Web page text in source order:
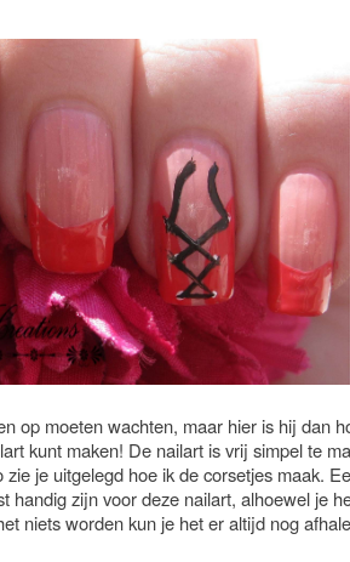
op moeten wachten, maar hier is hij dan
kunt maken! De nailart is vrij simpel te
je uitgelegd hoe ik de corsetjes maak.
handig zijn voor deze nailart, alhoewel je
niets worden kun je het er altijd nog